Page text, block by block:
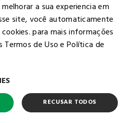
Ombudsman
to the Mailing List
FAQ
PORTUGUESE
ENGLISH
a sua experiencia em
site, você automaticamente
para mais informações
de Uso e Política de
RECUSAR TODOS